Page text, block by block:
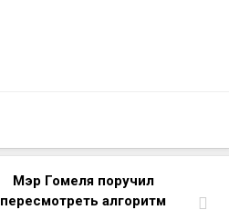
Мэр Гомеля поручил
пересмотреть алгоритм